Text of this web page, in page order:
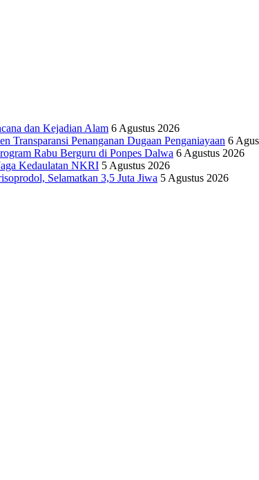
dan Kejadian Alam 6 Agustus 2026
Penanganan Dugaan Penganiayaan 6
Rabu Berguru di Ponpes Dalwa 6 Agustus 2026
Kedaulatan NKRI 5 Agustus 2026
Selamatkan 3,5 Juta Jiwa 5 Agustus 2026